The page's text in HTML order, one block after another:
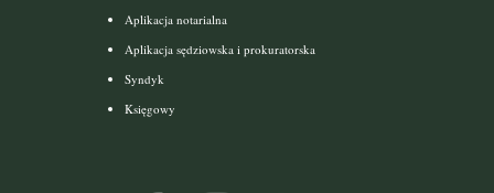
Aplikacja notarialna
Aplikacja sędziowska i prokuratorska
Syndyk
Księgowy